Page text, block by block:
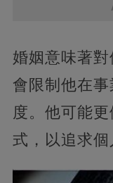
婚姻意味著
會限制他在
度。他可能
式，以追求個